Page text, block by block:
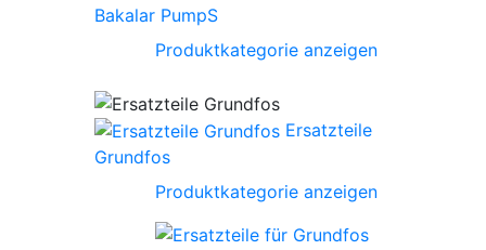
Bakalar PumpS
Produktkategorie anzeigen
Ersatzteile
Grundfos
Produktkategorie anzeigen